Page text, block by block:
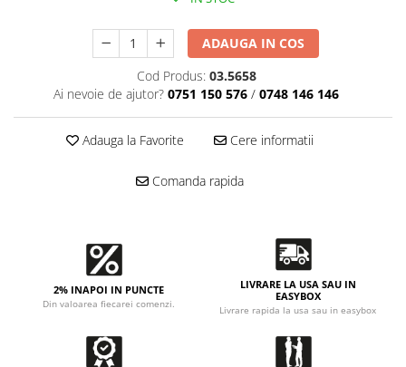
Solutii detailing rapid
Accesorii detailing rapid
ACCESORII EXTERIOR
ADAUGA IN COS
Cod Produs: 03.5658
Ai nevoie de ajutor? 0751 150 576 / 0748 146 146
Adauga la Favorite Cere informatii
Comanda rapida
2% INAPOI IN PUNCTE
Din valoarea fiecarei comenzi.
LIVRARE LA USA SAU IN
EASYBOX
Livrare rapida la usa sau in easybox